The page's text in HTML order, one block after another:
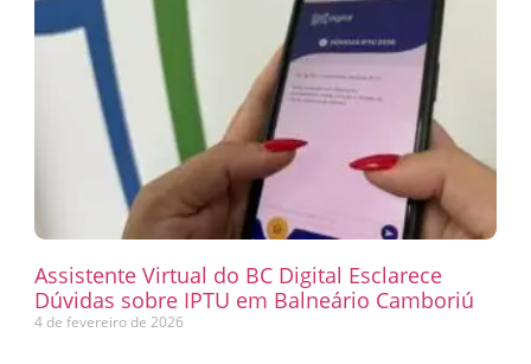
Assistente Virtual do BC Digital Esclarece
Dúvidas sobre IPTU em Balneário Camboriú
4 de fevereiro de 2026